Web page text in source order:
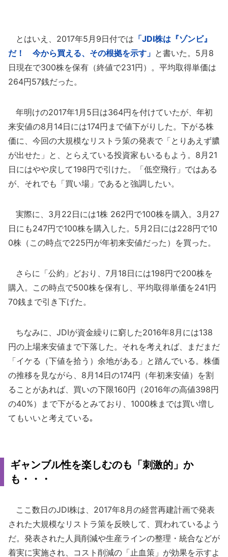
とはいえ、2017年5月9日付では 「JDI株は『ゾンビ』
だ！ 今から買える、その根拠を示す」 と書いた。5月8
日現在で300株を保有（終値で231円）。平均取得単価は
264円57銭だった。
年明けの2017年1月5日は364円を付けていたが、年初
来安値の8月14日には174円まで値下がりした。下がる株
価に、今回の大規模なリストラ策の発表で「とりあえず膿
が出せた」と、とらえている投資家もいるもよう。8月21
日にはやや戻して198円で引けた。「低空飛行」ではある
が、それでも「買い場」であると強調したい。
実際に、3月22日には1株 262円で100株を購入。3月27
日にも247円で100株を購入した。5月2日には228円で10
0株（この時点で225円が年初来安値だった）を買った。
さらに「公約」どおり、7月18日には198円で200株を
購入。この時点で500株を保有し、平均取得単価を241円
70銭まで引き下げた。
ちなみに、JDIが資金繰りに窮した2016年8月には138
円の上場来安値まで下落した。それを考えれば、まだまだ
「イケる（下値を拾う）余地がある」と踏んでいる。株価
の推移を見ながら、8月14日の174円（年初来安値）を割
ることがあれば、買いの下限160円（2016年の高値398円
の40%）まで下がるとみており、1000株までは買い増し
てもいいと考えている｡
ギャンブル性を楽しむのも「刺激的」か
も・・・
ここ数日のJDI株は、2017年8月の経営再建計画で発表
された大規模なリストラ策を反映して、買われているよう
だ。発表された人員削減や生産ラインの整理・統合などが
着実に実施され、コスト削減の「止血策」が効果を示すよ